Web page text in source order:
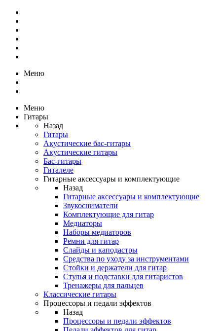
Меню
Меню
Гитары
Назад
Гитары
Акустические бас-гитары
Акустические гитары
Бас-гитары
Гиталеле
Гитарные аксессуары и комплектующие
Назад
Гитарные аксессуары и комплектующие
Звукосниматели
Комплектующие для гитар
Медиаторы
Наборы медиаторов
Ремни для гитар
Слайды и каподастры
Средства по уходу за инструментами
Стойки и держатели для гитар
Стулья и подставки для гитаристов
Тренажеры для пальцев
Классические гитары
Процессоры и педали эффектов
Назад
Процессоры и педали эффектов